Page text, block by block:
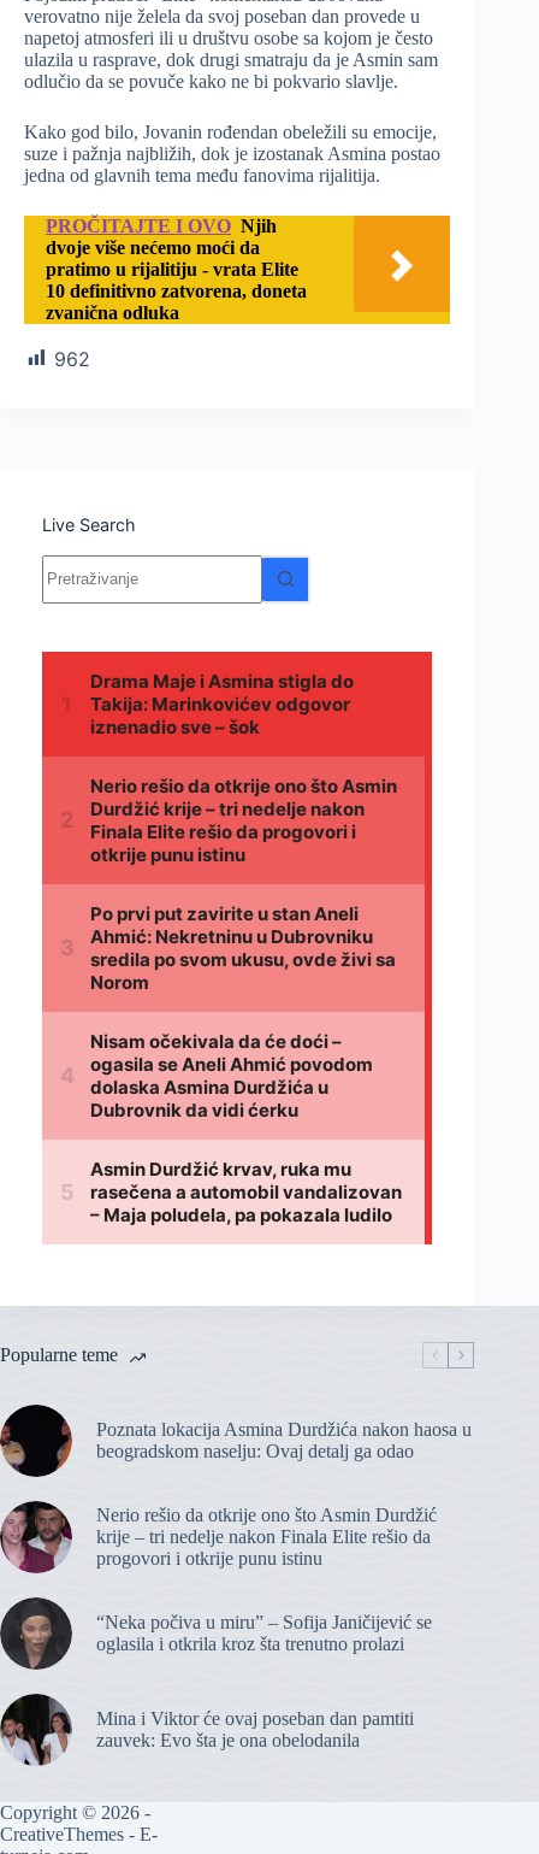
verovatno nije želela da svoj poseban dan provede u
napetoj atmosferi ili u društvu osobe sa kojom je često
ulazila u rasprave, dok drugi smatraju da je Asmin sam
odlučio da se povuče kako ne bi pokvario slavlje.
Kako god bilo, Jovanin rođendan obeležili su emocije,
suze i pažnja najbližih, dok je izostanak Asmina postao
jedna od glavnih tema među fanovima rijalitija.
PROČITAJTE I OVO Njih
dvoje više nećemo moći da
pratimo u rijalitiju - vrata Elite
10 definitivno zatvorena, doneta
zvanična odluka
962
Live Search
Nema
rezultata.
Popularne teme
Poznata lokacija Asmina Durdžića nakon haosa u
beogradskom naselju: Ovaj detalj ga odao
Nerio rešio da otkrije ono što Asmin Durdžić
krije – tri nedelje nakon Finala Elite rešio da
progovori i otkrije punu istinu
“Neka počiva u miru” – Sofija Janičijević se
oglasila i otkrila kroz šta trenutno prolazi
Mina i Viktor će ovaj poseban dan pamtiti
zauvek: Evo šta je ona obelodanila
Copyright © 2026 -
CreativeThemes - E-